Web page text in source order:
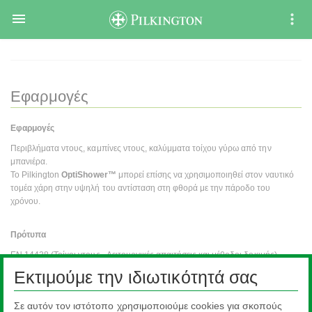

Εφαρμογές
Εφαρμογές
Περιβλήματα ντους, καμπίνες ντους, καλύμματα τοίχου γύρω από την
μπανιέρα.
Το PilkingtonOptiShower™ μπορεί επίσης να χρησιμοποιηθεί στον ναυτικό
τομέα χάρη στην υψηλή του αντίσταση στη φθορά με την πάροδο του
χρόνου.
Πρότυπα
EN 14428 (Τοίχοι ντους - Λειτουργικές απαιτήσεις και μέθοδοι δοκιμής).
EN 1096-2 (Κατηγορία Α – Υαλοπίνακες για κτίρια - Επιστρωμένοι
Υαλοπίνακες).
Εκτιμούμε την ιδιωτικότητά σας
Σε αυτόν τον ιστότοπο χρησιμοποιούμε cookies για σκοπούς